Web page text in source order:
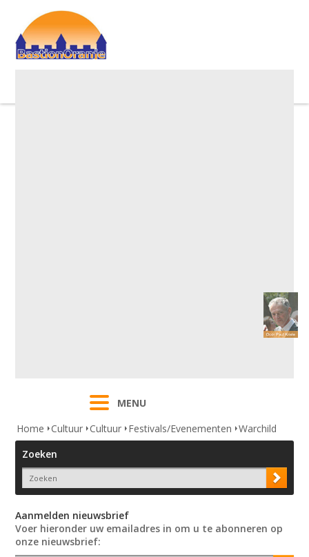
MENU
Home
Cultuur Cultuur Festivals/Evenementen Warchild
Zoeken
Aanmelden nieuwsbrief
Voer hieronder uw emailadres in om u te abonneren op
onze nieuwsbrief: